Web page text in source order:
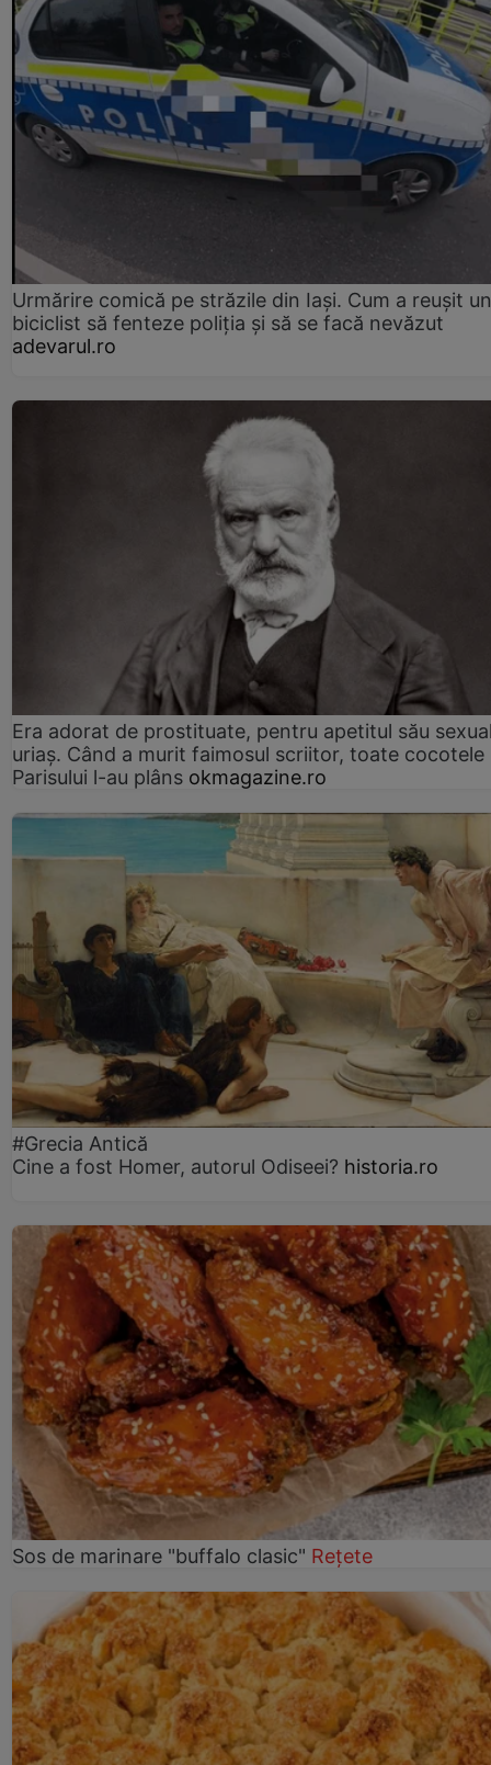
Urmărire comică pe străzile din Iași. Cum a reușit un
biciclist să fenteze poliția și să se facă nevăzut
adevarul.ro
Era adorat de prostituate, pentru apetitul său
uriaș. Când a murit faimosul scriitor, toate cocotele
Parisului l-au plâns okmagazine.ro
#Grecia Antică
Cine a fost Homer, autorul Odiseei? historia.ro
Sos de marinare "buffalo clasic" Rețete